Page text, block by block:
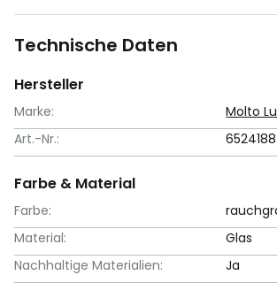
Technische Daten
Hersteller
Marke:
Molto
Art.-Nr.:
6524188
Farbe & Material
Farbe:
Material:
Glas
Nachhaltige Materialien:
Ja